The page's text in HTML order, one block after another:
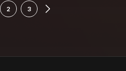
2 3